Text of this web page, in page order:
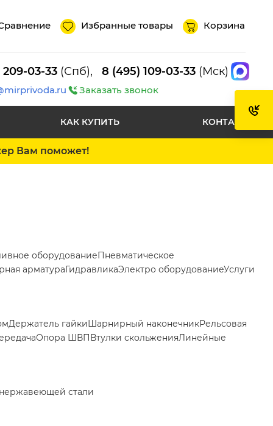
Избранные товары Корзина
209-03-33 (Спб), 8 (495) 109-03-33 (Мск)
Заказать звонок
КАК КУПИТЬ КОНТАКТЫ
Вам поможет!
оборудованиеПневматическое
арматураГидравликаЭлектро оборудованиеУслуги
Держатель гайкиШарнирный наконечникРельсовая
Опора ШВПВтулки скольженияЛинейные
стали